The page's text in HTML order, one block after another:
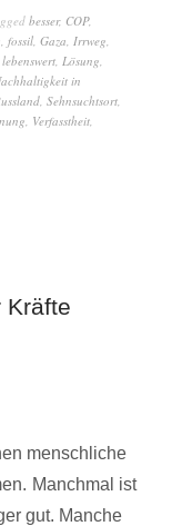
besser, COP,
, fossil, Gaza, Irrweg,
lebenswert, Lösung,
in
, Sehnsuchtsort,
, Verfasstheit,
Kräfte
menschliche
Manchmal ist
gut. Manche